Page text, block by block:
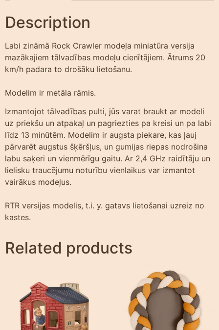
Description
Labi zināmā Rock Crawler modeļa miniatūra versija
mazākajiem tālvadības modeļu cienītājiem. Ātrums 20
km/h padara to drošāku lietošanu.
Modelim ir metāla rāmis.
Izmantojot tālvadības pulti, jūs varat braukt ar modeli
uz priekšu un atpakaļ un pagriezties pa kreisi un pa labi
līdz 13 minūtēm. Modelim ir augsta piekare, kas ļauj
pārvarēt augstus šķēršļus, un gumijas riepas nodrošina
labu saķeri un vienmērīgu gaitu. Ar 2,4 GHz raidītāju un
lielisku traucējumu noturību vienlaikus var izmantot
vairākus modeļus.
RTR versijas modelis, t.i. y. gatavs lietošanai uzreiz no
kastes.
Related products